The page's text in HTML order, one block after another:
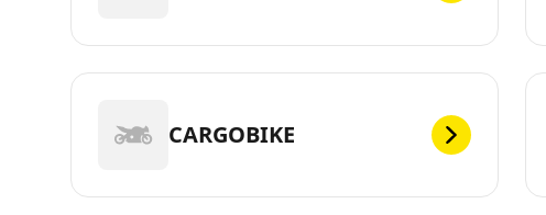
CARGOBIKE